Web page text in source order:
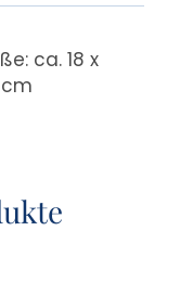
ca. 18 x